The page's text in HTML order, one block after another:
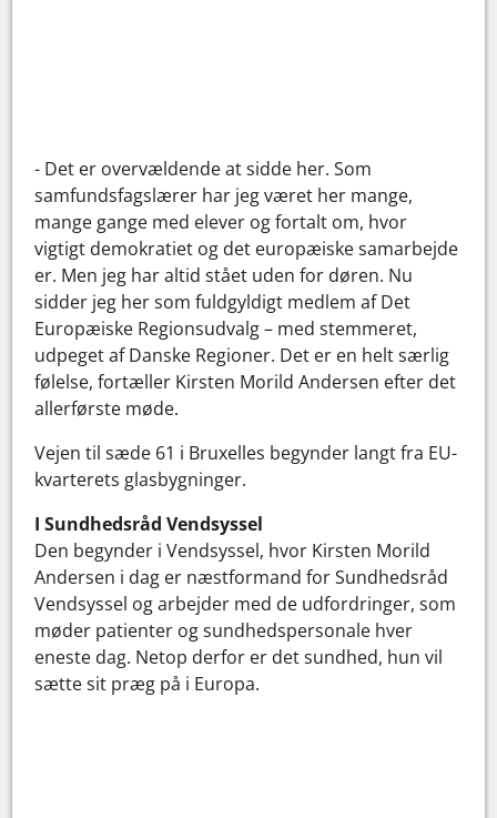
- Det er overvældende at sidde her. Som
samfundsfagslærer har jeg været her mange,
mange gange med elever og fortalt om, hvor
vigtigt demokratiet og det europæiske samarbejde
er. Men jeg har altid stået uden for døren. Nu
sidder jeg her som fuldgyldigt medlem af Det
Europæiske Regionsudvalg – med stemmeret,
udpeget af Danske Regioner. Det er en helt særlig
følelse, fortæller Kirsten Morild Andersen efter det
allerførste møde.
Vejen til sæde 61 i Bruxelles begynder langt fra EU-
kvarterets glasbygninger.
I Sundhedsråd Vendsyssel
Den begynder i Vendsyssel, hvor Kirsten Morild
Andersen i dag er næstformand for Sundhedsråd
Vendsyssel og arbejder med de udfordringer, som
møder patienter og sundhedspersonale hver
eneste dag. Netop derfor er det sundhed, hun vil
sætte sit præg på i Europa.